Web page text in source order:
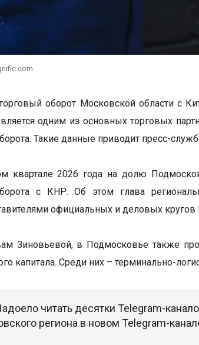
оборот Московской области с
одним из основных торговых
Такие данные приводит пресс-
квартале 2026 года на долю
с КНР. Об этом глава
официальных и деловых кругов
Зиновьевой, в Подмосковье также
капитала. Среди них – терминально-
читать десятки Telegram-
региона в новом Telegram-